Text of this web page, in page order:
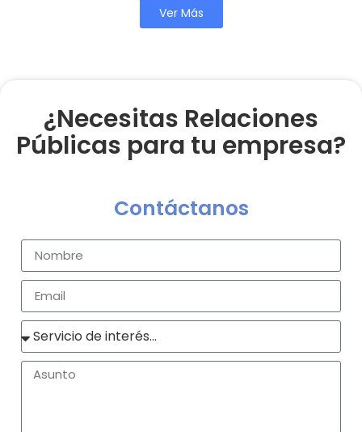
Ver Más
¿Necesitas Relaciones
Públicas para tu empresa?
Contáctanos